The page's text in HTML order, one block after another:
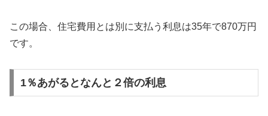
この場合、住宅費用とは別に支払う利息は35年で870万円
です。
1％あがるとなんと２倍の利息